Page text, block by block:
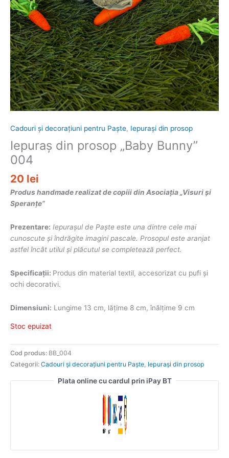
Cadouri și decorațiuni pentru Paște, Iepurași din prosop
Iepuraș din prosop „Baby Bunny”
004
20 lei
Produs handmade realizat de copiii din Asociația „Visuri și
Speranțe”
Prezentare: Iepurașul de Paște este una dintre cele mai
cunoscute şi îndrăgite imagini pascale. Prosopul este aranjat
astfel încât utilul și plăcutul se completează perfect.
Specificații: Produs din material textil, accesorizat cu pufi și
ochi decorativi.
Dimensiuni: Lungime 13 cm, lățime 8 cm, înălțime 9 cm
Stoc epuizat
Cod produs: BB_004
Categorii: Cadouri și decorațiuni pentru Paște Iepurași din prosop
Plata online cu cardul prin iPay BT